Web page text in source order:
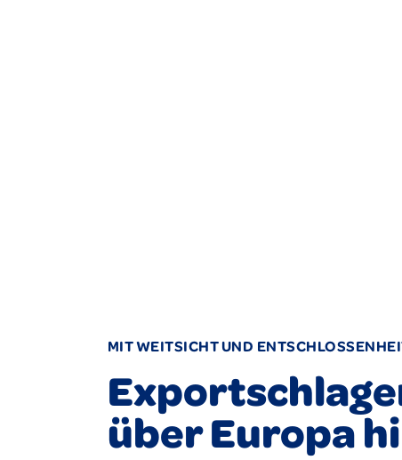
MIT WEITSICHT UND
über Europa